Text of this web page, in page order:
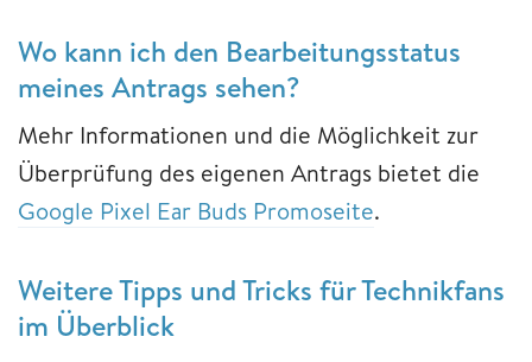
Wo kann ich den Bearbeitungsstatus
meines Antrags sehen?
Mehr Informationen und die Möglichkeit zur
Überprüfung des eigenen Antrags bietet die
Google Pixel Ear Buds Promoseite.
Weitere Tipps und Tricks für Technikfans
im Überblick